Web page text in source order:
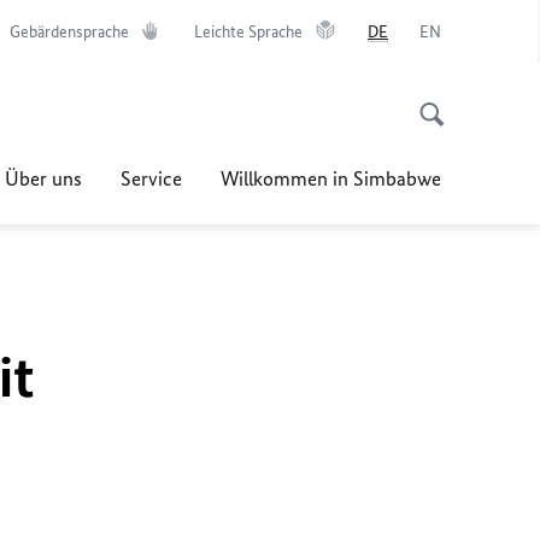
Gebärdensprache Leichte Sprache DE EN
Über uns Service Willkommen in Simbabwe